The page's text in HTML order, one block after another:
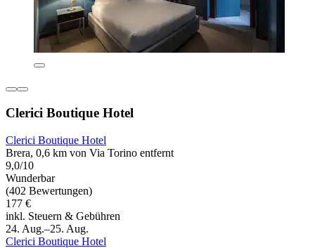
Clerici Boutique Hotel
Clerici Boutique Hotel
Brera, 0,6 km von Via Torino entfernt
9,0/10
Wunderbar
(402 Bewertungen)
177 €
inkl. Steuern & Gebühren
24. Aug.–25. Aug.
Clerici Boutique Hotel